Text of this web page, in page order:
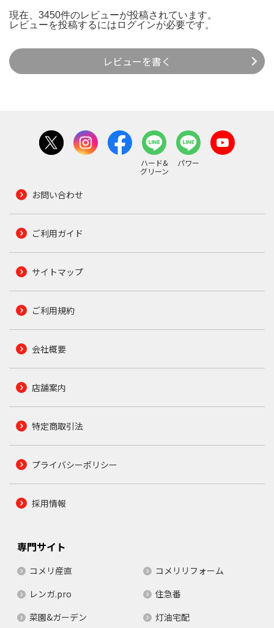
現在、3450件のレビューが投稿されています。
レビューを投稿するには ログインが必要です。
レビューを書く
ハード&
グリーン
パワー
お問い合わせ
ご利用ガイド
サイトマップ
ご利用規約
会社概要
店舗案内
特定商取引法
プライバシーポリシー
採用情報
専門サイト
コメリ産直
コメリリフォーム
レンガ.pro
住急番
菜園&ガーデン
灯油宅配